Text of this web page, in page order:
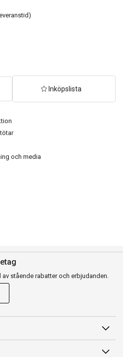
och media
Inköpslista
stående rabatter och erbjudanden.